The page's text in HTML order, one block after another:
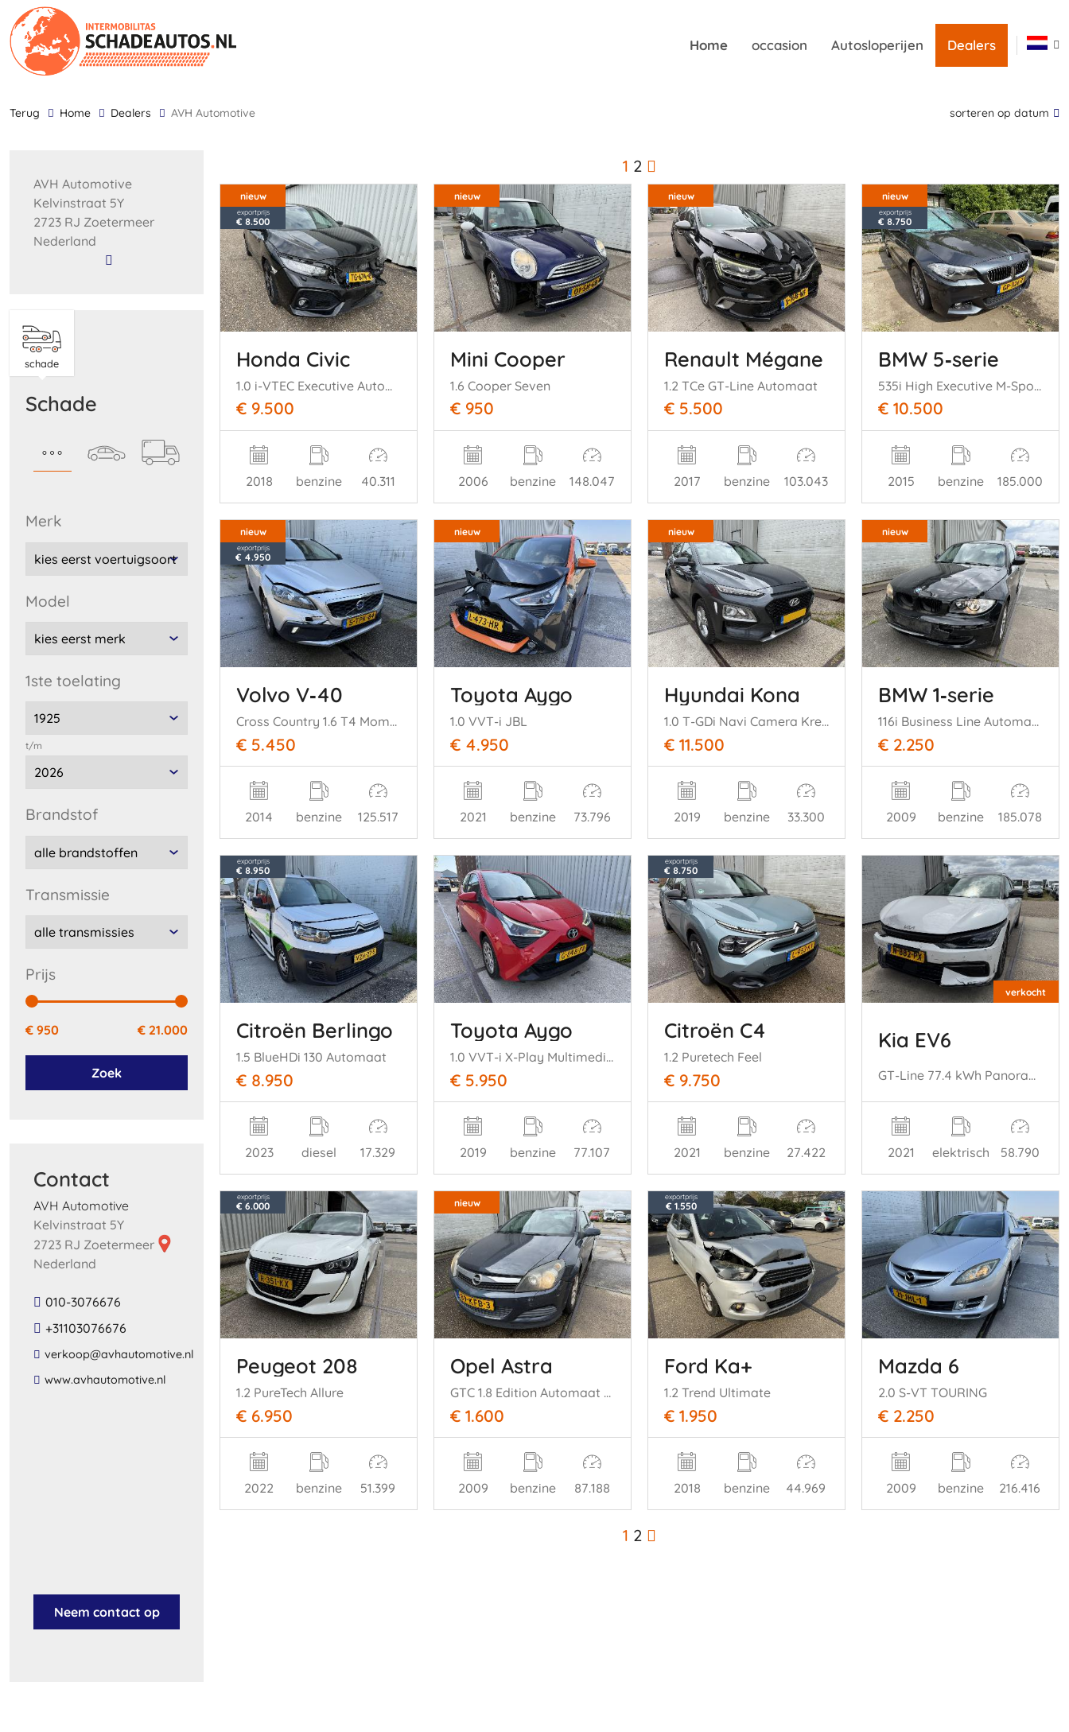
Home occasion Autosloperijen Dealers
terug Home Dealers AVH Automotive sorteren op datum
AVH Automotive
Kelvinstraat 5Y
2723 RJ Zoetermeer
Nederland
schade
schade
merk
model
1ste toelating
t/m
brandstof
transmissie
prijs
€ 950 € 21.000
Zoek
Contact
AVH Automotive
Kelvinstraat 5Y
2723 RJ Zoetermeer
Nederland
010-3076676
+31103076676
​verkoop​@​avhautomotive​.​nl​
​www​.​avhautomotive​.​nl​
Neem contact op
1 2
nieuw
exportprijs
€ 8.500
Honda Civic
1.0 i-VTEC Executive Automaat Panoramadak
€ 9.500
2018 benzine 40.311
nieuw
Mini Cooper
1.6 Cooper Seven
€ 950
2006 benzine 148.047
nieuw
Renault Mégane
1.2 TCe GT-Line Automaat
€ 5.500
2017 benzine 103.043
nieuw
exportprijs
€ 8.750
BMW 5‑serie
535i High Executive M-Sport
€ 10.500
2015 benzine 185.000
nieuw
exportprijs
€ 4.950
Volvo V‑40
Cross Country 1.6 T4 Momentum
€ 5.450
2014 benzine 125.517
nieuw
Toyota Aygo
1.0 VVT-i JBL
€ 4.950
2021 benzine 73.796
nieuw
Hyundai Kona
1.0 T-GDi Navi Camera Krell Audio
€ 11.500
2019 benzine 33.300
nieuw
BMW 1‑serie
116i Business Line Automaat Navi
€ 2.250
2009 benzine 185.078
exportprijs
€ 8.950
Citroën Berlingo
1.5 BlueHDi 130 Automaat
€ 8.950
2023 diesel 17.329
Toyota Aygo
1.0 VVT-i X-Play Multimedia Camera
€ 5.950
2019 benzine 77.107
exportprijs
€ 8.750
Citroën C4
1.2 Puretech Feel
€ 9.750
2021 benzine 27.422
verkocht
Kia EV6
GT-Line 77.4 kWh Panoramadak
2021 elektrisch 58.790
exportprijs
€ 6.000
Peugeot 208
1.2 PureTech Allure
€ 6.950
2022 benzine 51.399
nieuw
Opel Astra
GTC 1.8 Edition Automaat Airco
€ 1.600
2009 benzine 87.188
exportprijs
€ 1.550
Ford Ka+
1.2 Trend Ultimate
€ 1.950
2018 benzine 44.969
Mazda 6
2.0 S-VT TOURING
€ 2.250
2009 benzine 216.416
1 2